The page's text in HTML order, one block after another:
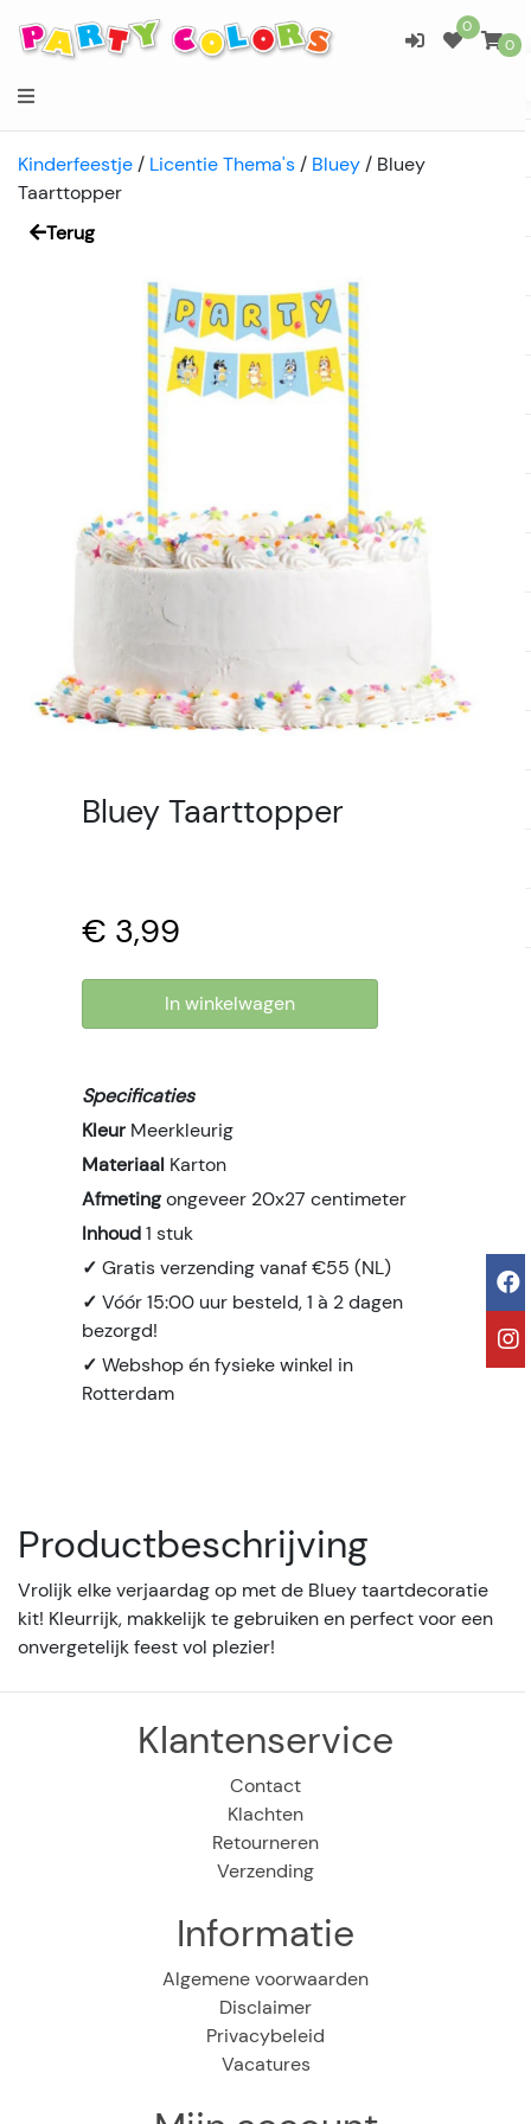
0
0
Kinderfeestje / Licentie Thema's / Bluey / Bluey
Taarttopper
Terug
Bluey Taarttopper
€ 3,99
In winkelwagen
Specificaties
Kleur Meerkleurig
Materiaal Karton
Afmetingongeveer 20x27 centimeter
Inhoud1 stuk
✓Gratis verzending vanaf €55 (NL)
✓Vóór 15:00 uur besteld, 1 à 2 dagen
bezorgd!
✓Webshop én fysieke winkel in
Rotterdam
Productbeschrijving
Vrolijk elke verjaardag op met de Bluey taartdecoratie
kit! Kleurrijk, makkelijk te gebruiken en perfect voor een
onvergetelijk feest vol plezier!
Klantenservice
Contact
Klachten
Retourneren
Verzending
Informatie
Algemene voorwaarden
Disclaimer
Privacybeleid
Vacatures